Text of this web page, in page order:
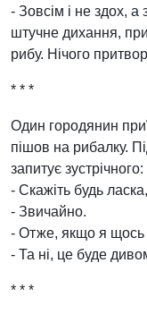
- Зовсім і не здох,
штучне дихання,
рибу. Нічого
* * *
Один городянин
пішов на рибалку.
запитує зустрічного:
- Скажіть будь
- Звичайно.
- Отже, якщо я щось
- Та ні, це буде
* * *